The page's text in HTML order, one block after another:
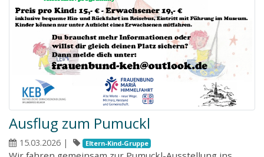
Ausflug zum Pumuckl
15.03.2026 | Eltern-Kind-Gruppe